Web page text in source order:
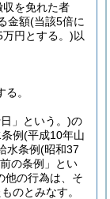
を免れた者
金額(当該5倍に
円とする。)以
。
」という。)の
例(平成10年山
水条例(昭和37
の条例」とい
他の行為は、そ
のとみなす。